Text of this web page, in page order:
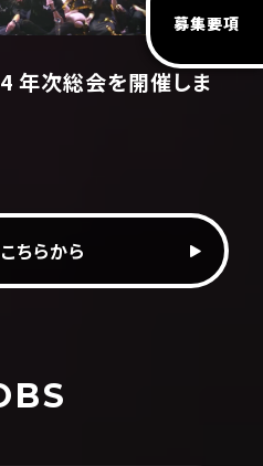
募集要項
年次総会を開催しま
ちらから